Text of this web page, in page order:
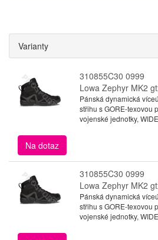
Varianty
310855C30 0999
Lowa Zephyr MK2
Pánská dynamická
střihu s GORE-texovou
vojenské jednotky,
Na dotaz
310855C30 0999
Lowa Zephyr MK2
Pánská dynamická
střihu s GORE-texovou
vojenské jednotky,